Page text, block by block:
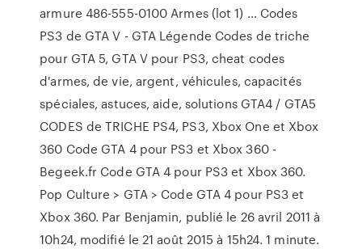
armure 486-555-0100 Armes (lot 1) … Codes
PS3 de GTA V - GTA Légende Codes de triche
pour GTA 5, GTA V pour PS3, cheat codes
d'armes, de vie, argent, véhicules, capacités
spéciales, astuces, aide, solutions GTA4 / GTA5
CODES de TRICHE PS4, PS3, Xbox One et Xbox
360 Code GTA 4 pour PS3 et Xbox 360 -
Begeek.fr Code GTA 4 pour PS3 et Xbox 360.
Pop Culture > GTA > Code GTA 4 pour PS3 et
Xbox 360. Par Benjamin, publié le 26 avril 2011 à
10h24, modifié le 21 août 2015 à 15h24. 1 minute.